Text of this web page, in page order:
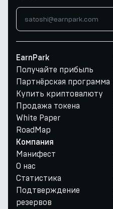
EarnPark
Получайте прибыль
Партнёрская программа
Купить криптовалюту
Продажа токена
White Paper
RoadMap
Компания
Манифест
О нас
Статистика
Подтверждение
резервов